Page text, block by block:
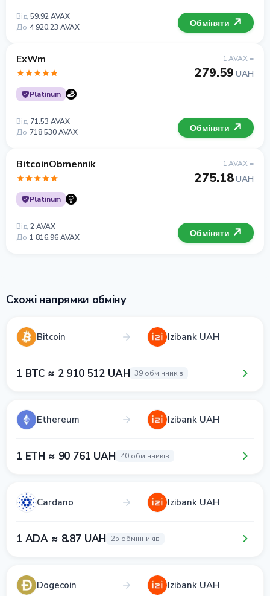
Від 59.92 AVAX
До 4 920.23 AVAX Обміняти
ExWm
Platinum
1 AVAX =
279.59 UAH
Від 71.53 AVAX
До 718 530 AVAX Обміняти
BitcoinObmennik
Platinum
1 AVAX =
275.18UAH
Від 2 AVAX
До 1 816.96 AVAX Обміняти
Схожі напрямки обміну
Bitcoin Izibank UAH
1 BTC ≈ 2 910 512 UAH 39 обмінників
Ethereum Izibank UAH
1 ETH ≈ 90 761 UAH 40 обмінників
Cardano Izibank UAH
1 ADA ≈ 8.87 UAH 25 обмінників
Dogecoin Izibank UAH